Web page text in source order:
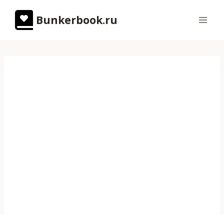
содержимому
Bunkerbook.ru